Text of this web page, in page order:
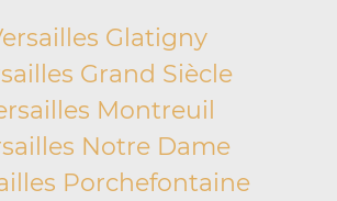
Glatigny
Grand Siècle
Montreuil
Notre Dame
Porchefontaine